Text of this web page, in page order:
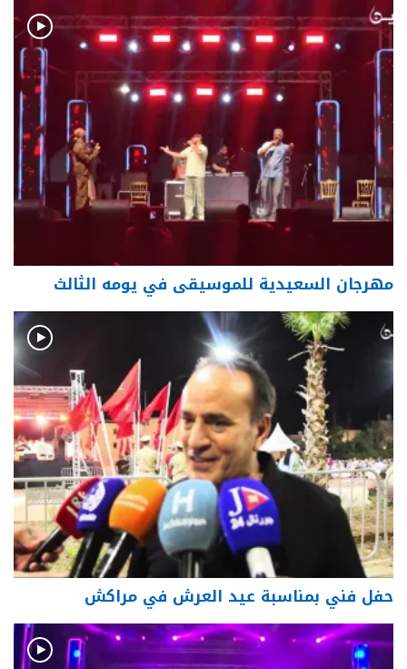
مهرجان السعيدية للموسيقى في يومه الثالث
حفل فني بمناسبة عيد العرش في مراكش